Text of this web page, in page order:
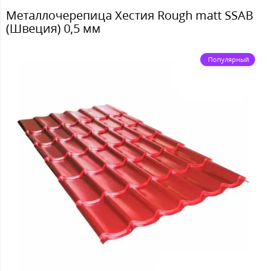
Металлочерепица Хестия Rough matt SSAB
(Швеция) 0,5 мм
Популярный